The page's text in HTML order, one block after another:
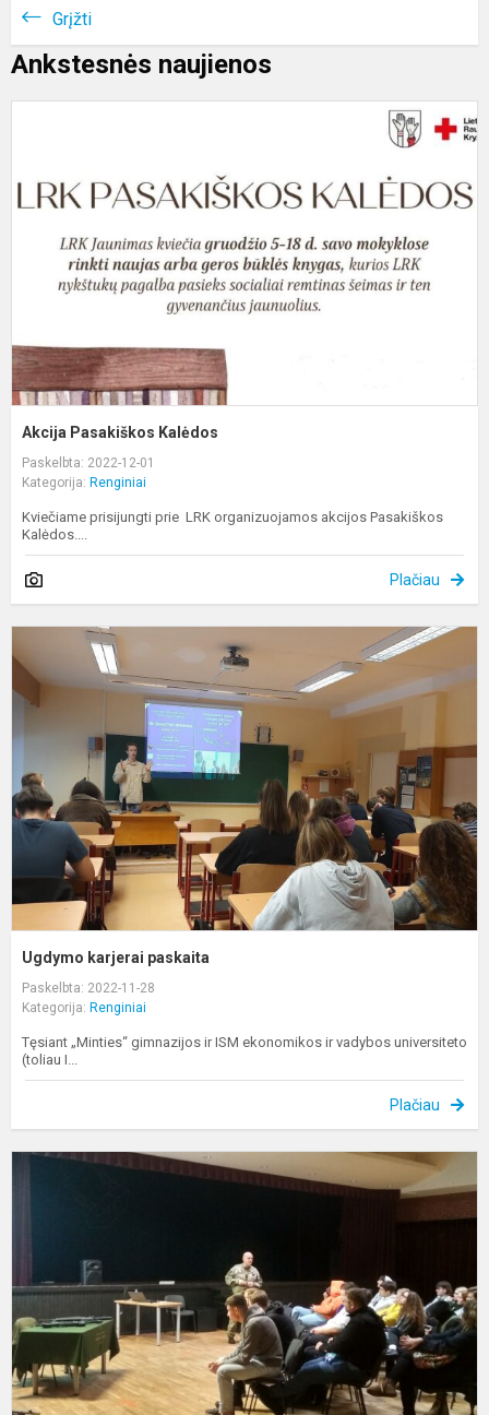
Grįžti
Ankstesnės naujienos
Akcija Pasakiškos Kalėdos
Paskelbta: 2022-12-01
Kategorija: Renginiai
Kviečiame prisijungti prie LRK organizuojamos akcijos Pasakiškos
Kalėdos....
Plačiau
Ugdymo karjerai paskaita
Paskelbta: 2022-11-28
Kategorija: Renginiai
Tęsiant „Minties“ gimnazijos ir ISM ekonomikos ir vadybos universiteto
(toliau I...
Plačiau